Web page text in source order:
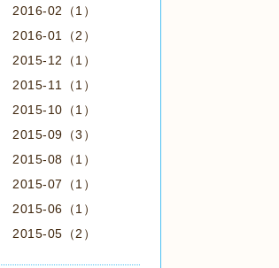
2016-02（1）
2016-01（2）
2015-12（1）
2015-11（1）
2015-10（1）
2015-09（3）
2015-08（1）
2015-07（1）
2015-06（1）
2015-05（2）